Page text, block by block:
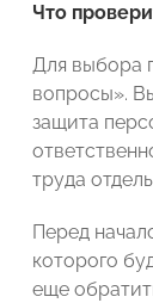
Что
Для выбора
вопросы».
защита
труда
Перед
которого
еще